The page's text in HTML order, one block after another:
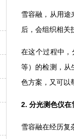
雪容融，从用途
后，会组织相关
在这个过程中
等）的检测，从
色方案，又可以
2. 分光测色仪在
雪容融在经历复